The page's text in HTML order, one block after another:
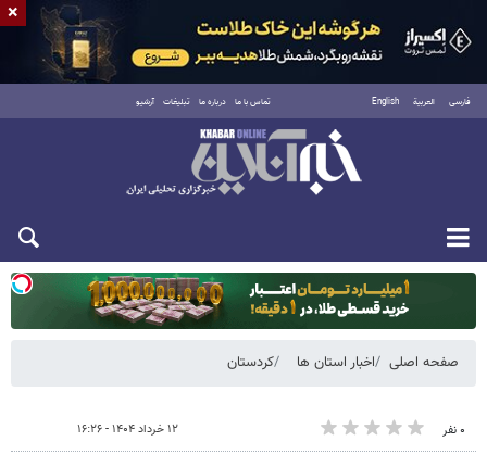
فارسی العربية English تماس با ما درباره ما تبلیغات آرشیو
یکشنبه ۱۸ مرداد ۱۴۰۵
صفحه اصلی اخبار استان ها کردستان
۰ نفر ۱۲ خرداد ۱۴۰۴ - ۱۶:۲۶
×